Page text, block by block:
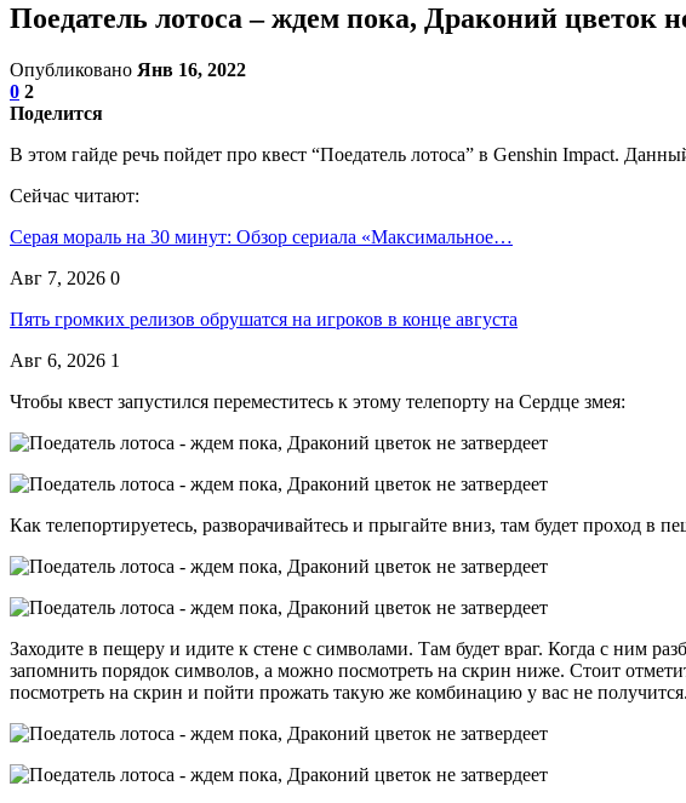
Поедатель лотоса – ждем пока, Драконий цветок
Опубликовано Янв 16, 2022
0 2
Поделится
В этом гайде речь пойдет про квест “Поедатель лотоса” в Genshin Impact.
Сейчас читают:
Серая мораль на 30 минут: Обзор сериала «Максимальное…
Авг 7, 2026 0
Пять громких релизов обрушатся на игроков в конце августа
Авг 6, 2026 1
Чтобы квест запустился переместитесь к этому телепорту на Сердце змея:
Как телепортируетесь, разворачивайтесь и прыгайте вниз, там будет проход в
Заходите в пещеру и идите к стене с символами. Там будет враг. Когда с ним
запомнить порядок символов, а можно посмотреть на скрин ниже. Стоит
посмотреть на скрин и пойти прожать такую же комбинацию у вас не получится.